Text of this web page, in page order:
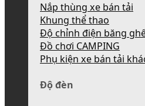
Nắp thùng xe bán tải
Khung thể thao
Độ chỉnh điện băng
Đồ chơi CAMPING
Phụ kiện xe bán tải
Độ đèn